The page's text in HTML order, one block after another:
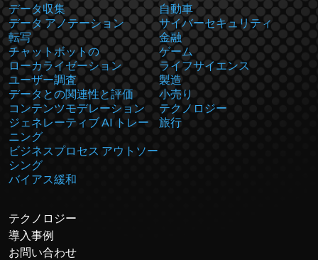
データ収集
データ アノテーション
転写
チャットボットの
ローカライゼーション
ユーザー調査
データとの関連性と評価
コンテンツモデレーション
ジェネレーティブ AI トレー
ニング
ビジネスプロセス アウトソー
シング
バイアス緩和
自動車
サイバーセキュリティ
金融
ゲーム
ライフサイエンス
製造
小売り
テクノロジー
旅行
テクノロジー
導入事例
お問い合わせ